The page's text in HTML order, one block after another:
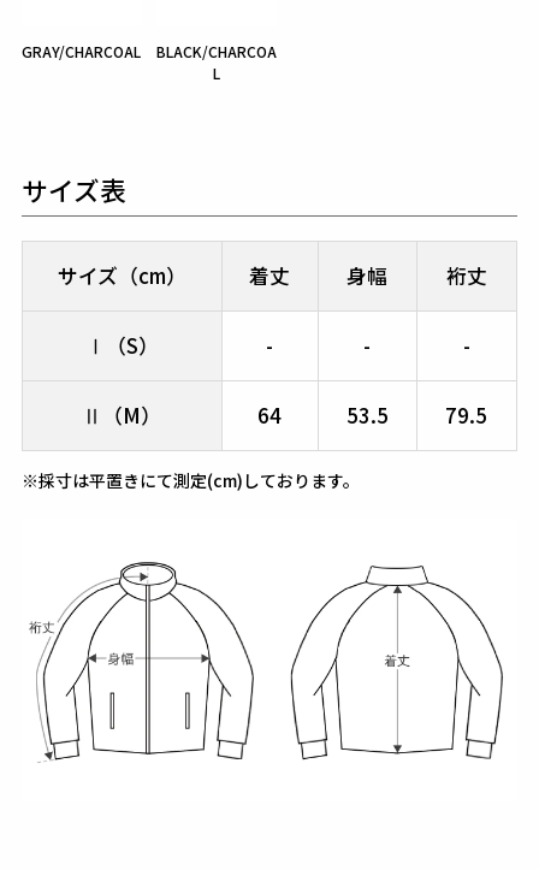
GRAY/CHARCOAL
BLACK/CHARCOA
L
サイズ表
サイズ（cm） 着丈 身幅 裄丈
Ⅰ（S） - - -
Ⅱ（M） 64 53.5 79.5
※採寸は平置きにて測定(cm)しております。